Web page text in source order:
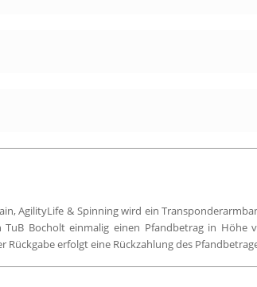
AgilityLife & Spinning wird ein
Bocholt einmalig einen Pfandbetrag in Höhe
erfolgt eine Rückzahlung des